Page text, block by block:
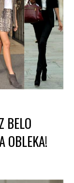
BELO
OBLEKA!